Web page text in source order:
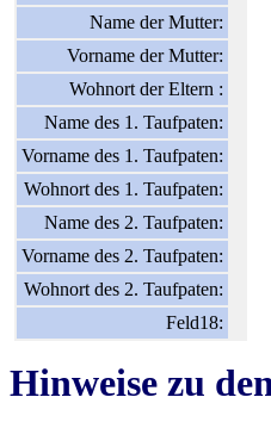
Name der Mutter:
Vorname der Mutter:
Wohnort der Eltern :
Name des 1. Taufpaten:
Vorname des 1. Taufpaten:
Wohnort des 1. Taufpaten:
Name des 2. Taufpaten:
Vorname des 2. Taufpaten:
Wohnort des 2. Taufpaten:
Feld18:
Hinweise zu